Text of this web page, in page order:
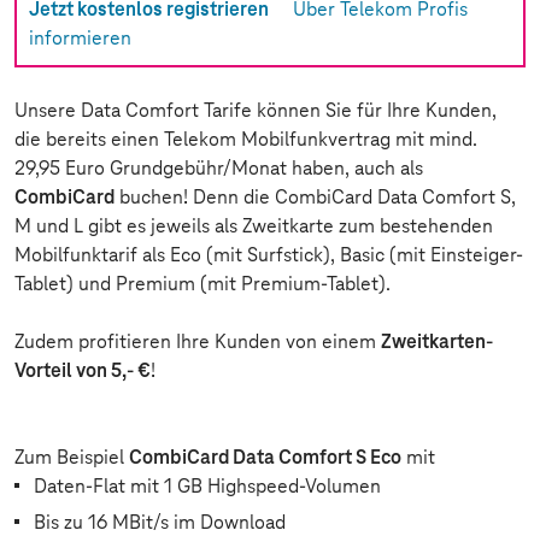
Jetzt kostenlos registrieren
Über Telekom Profis
informieren
Unsere Data Comfort Tarife können Sie für Ihre Kunden,
die bereits einen Telekom Mobilfunkvertrag mit mind.
29,95 Euro Grundgebühr/Monat haben, auch als
CombiCard buchen! Denn die CombiCard Data Comfort S,
M und L gibt es jeweils als Zweitkarte zum bestehenden
Mobilfunktarif als Eco (mit Surfstick), Basic (mit Einsteiger-
Tablet) und Premium (mit Premium-Tablet).
Zudem profitieren Ihre Kunden von einem Zweitkarten-
Vorteil von 5,- €!
Zum Beispiel CombiCard Data Comfort S Eco mit
Daten-Flat mit 1 GB Highspeed-Volumen
Bis zu 16 MBit/s im Download